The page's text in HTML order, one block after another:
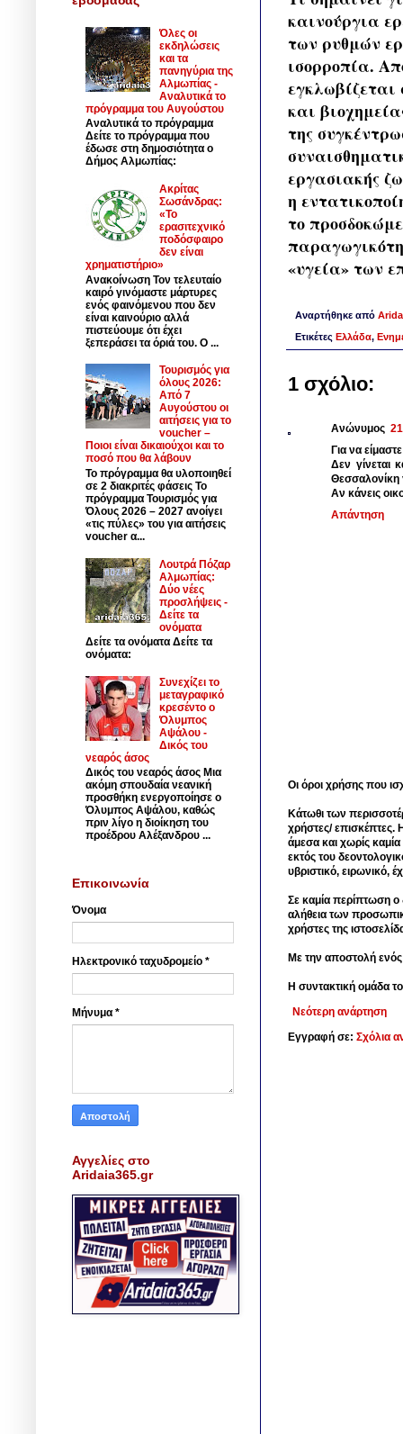
καινούργια
των ρυθμών
ισορροπία.
εγκλωβίζεται
και
της
εργασιακής
η
το
«υγεία» των
Αναρτήθηκε από
Ετικέτες Ελλάδα,
1 σχόλιο:
Ανώνυμος
Για να
Δεν γίνεται
Θεσσαλονίκη
Αν κάνεις
Απάντηση
Οι όροι χρήσης που
Κάτωθι των
χρήστες/ επισκέπτες.
άμεσα και χωρίς
εκτός του
υβριστικό, ειρωνικό,
Σε καμία περίπτωση ο
αλήθεια των
χρήστες της
Με την αποστολή
Η συντακτική ομάδα
Νεότερη ανάρτηση
Εγγραφή σε: Σχόλια
Όλες οι
εκδηλώσεις
και τα
πανηγύρια της
Αλμωπίας -
Αναλυτικά το
πρόγραμμα του Αυγούστου
Αναλυτικά το πρόγραμμα
Δείτε το πρόγραμμα που
έδωσε στη δημοσιότητα ο
Δήμος Αλμωπίας:
Ακρίτας
Σωσάνδρας:
«Το
ερασιτεχνικό
ποδόσφαιρο
δεν είναι
χρηματιστήριο»
Ανακοίνωση Τον τελευταίο
καιρό γινόμαστε μάρτυρες
ενός φαινόμενου που δεν
είναι καινούριο αλλά
πιστεύουμε ότι έχει
ξεπεράσει τα όριά του. Ο ...
Τουρισμός για
όλους 2026:
Από 7
Αυγούστου οι
αιτήσεις για το
voucher –
Ποιοι είναι δικαιούχοι και το
ποσό που θα λάβουν
Το πρόγραμμα θα υλοποιηθεί
σε 2 διακριτές φάσεις Το
πρόγραμμα Τουρισμός για
Όλους 2026 – 2027 ανοίγει
«τις πύλες» του για αιτήσεις
voucher α...
Λουτρά Πόζαρ
Αλμωπίας:
Δύο νέες
προσλήψεις -
Δείτε τα
ονόματα
Δείτε τα ονόματα Δείτε τα
ονόματα:
Συνεχίζει το
μεταγραφικό
κρεσέντο ο
Όλυμπος
Αψάλου -
Δικός του
νεαρός άσος
Δικός του νεαρός άσος Μια
ακόμη σπουδαία νεανική
προσθήκη ενεργοποίησε ο
Όλυμπος Αψάλου, καθώς
πριν λίγο η διοίκηση του
προέδρου Αλέξανδρου ...
Επικοινωνία
Όνομα
Ηλεκτρονικό ταχυδρομείο *
Μήνυμα *
Αγγελίες στο
Aridaia365.gr